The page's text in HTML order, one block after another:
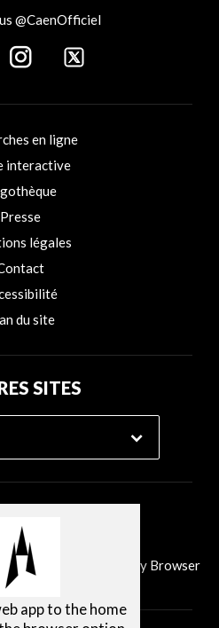
@CaenOfficiel
en ligne
interactive
Presse
légales
du site
SITES
Installer Ability Browser
app to the home